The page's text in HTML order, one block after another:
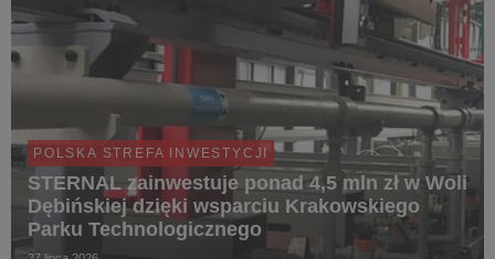
POLSKA STREFA INWESTYCJI
STERNAL zainwestuje ponad 4,5 mln zł w Woli
Dębińskiej dzięki wsparciu Krakowskiego
Parku Technologicznego